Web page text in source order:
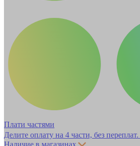
Плати частями
Делите оплату на 4 части, без переплат.
Наличие в магазинах